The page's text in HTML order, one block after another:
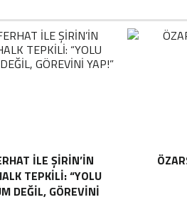
İLE ŞİRİN’İN
TEPKİLİ: “YOLU
DEĞİL, GÖREVİNİ